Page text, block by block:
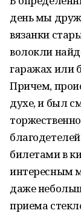
день мы
вязанки
волокли
гаражах или
Причем,
духе, и был
билетами в
интересным
даже
приема